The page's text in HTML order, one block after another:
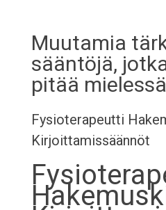
Muutamia
sääntöjä,
pitää mielessä
Fysioterapeutti
Kirjoittamissäännöt